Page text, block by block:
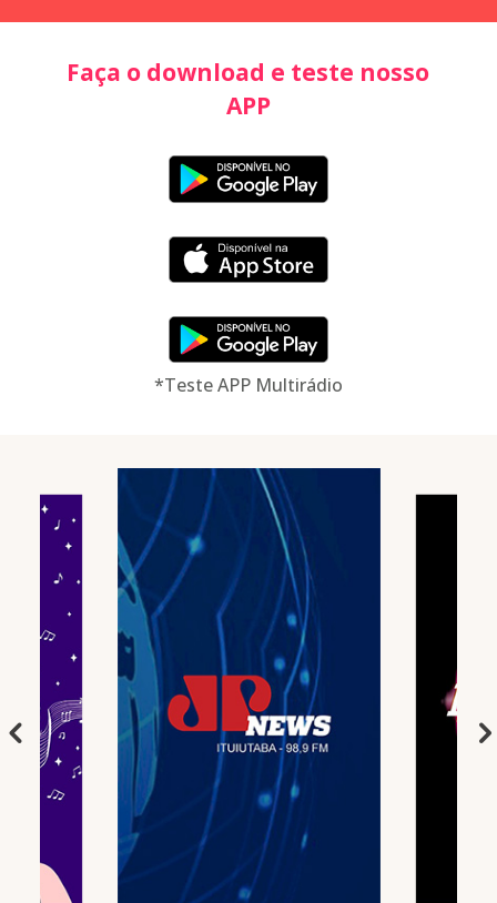
Faça o download e teste nosso
APP
*Teste APP Multirádio